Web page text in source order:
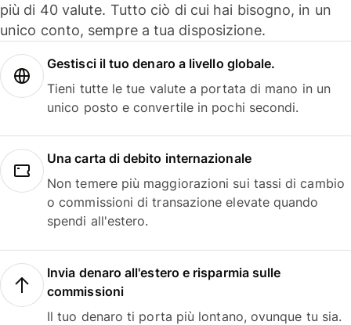
più di 40 valute. Tutto ciò di cui hai bisogno, in un
unico conto, sempre a tua disposizione.
Gestisci il tuo denaro a livello globale.
Tieni tutte le tue valute a portata di mano in un
unico posto e convertile in pochi secondi.
Una carta di debito internazionale
Non temere più maggiorazioni sui tassi di cambio
o commissioni di transazione elevate quando
spendi all'estero.
Invia denaro all'estero e risparmia sulle
commissioni
Il tuo denaro ti porta più lontano, ovunque tu sia.